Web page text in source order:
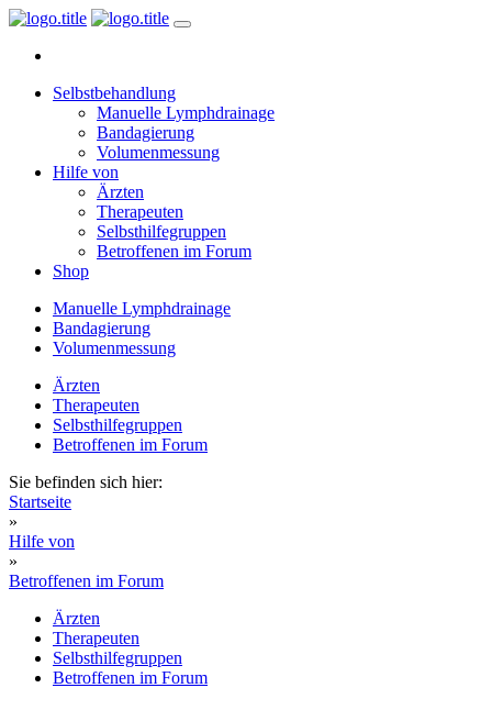
Selbstbehandlung
Manuelle Lymphdrainage
Bandagierung
Volumenmessung
Hilfe von
Ärzten
Therapeuten
Selbsthilfegruppen
Betroffenen im Forum
Shop
Manuelle Lymphdrainage
Bandagierung
Volumenmessung
Ärzten
Therapeuten
Selbsthilfegruppen
Betroffenen im Forum
Sie befinden sich hier:
Startseite
»
Hilfe von
»
Betroffenen im Forum
Ärzten
Therapeuten
Selbsthilfegruppen
Betroffenen im Forum